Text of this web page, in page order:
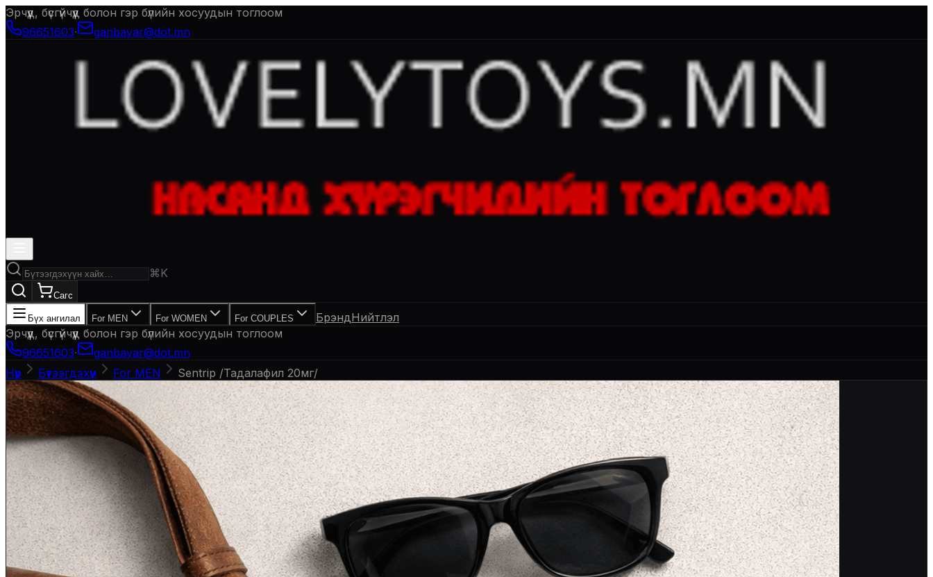
Эрчүүд, бүсгүйчүүд болон гэр бүлийн хосуудын тоглоом
96651603· ganbayar@dot.mn
⌘K
Сагс
Бүх ангилал For MEN For WOMEN For COUPLES БрэндНийтлэл
Эрчүүд, бүсгүйчүүд болон гэр бүлийн хосуудын тоглоом
96651603·
ganbayar@dot.mn
Нүүр
Бүтээгдэхүүн For MEN Sentrip /Тадалафил 20мг/